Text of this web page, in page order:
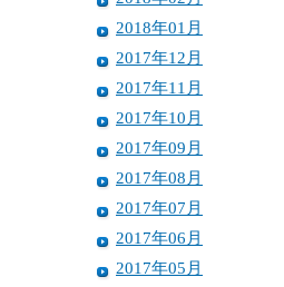
2018年01月
2017年12月
2017年11月
2017年10月
2017年09月
2017年08月
2017年07月
2017年06月
2017年05月